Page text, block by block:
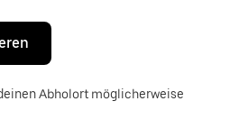
Abholort möglicherweise